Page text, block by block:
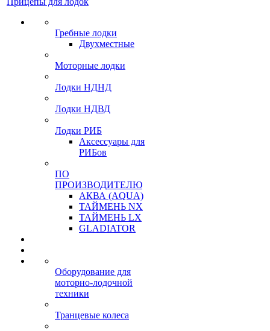
Гребные лодки
Двухместные
Моторные лодки
Лодки НДНД
Лодки НДВД
Лодки РИБ
Аксессуары для
РИБов
ПО
ПРОИЗВОДИТЕЛЮ
АКВА (AQUA)
ТАЙМЕНЬ NX
ТАЙМЕНЬ LX
GLADIATOR
Оборудование для
моторно-лодочной
техники
Транцевые колеса